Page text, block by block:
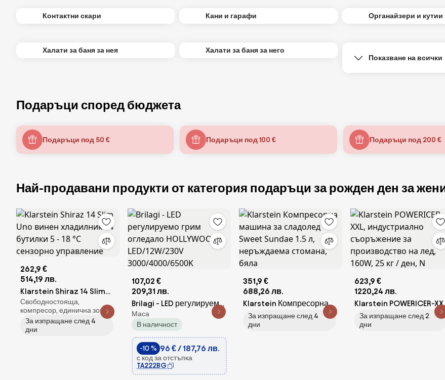
Контактни скари Кани и гарафи Органайзери и кутии
Халати за баня за нея
Халати за баня за него
Показване на всички
Подаръци според бюджета
Подаръци под 50 € Подаръци под 100 € Подаръци под 200 €
Най-продавани продукти от категория подаръци за рожден ден за
262,9 €
514,19 лв.
Klarstein Shiraz 14 Slim
Uno винен хладилник 14
бутилки 5 - 18 °C
сензорно управление
Свободностояща,
компресор, единична зона
За изпращане след 4
дни
107,02 €
209,31 лв.
Brilagi - LED регулируемо
грим огледало
HOLLYWOOD
LED/12W/230V
3000/4000/6500K
Маса
В наличност
-10 % 96 € / 187,76 лв.
с код за отстъпка
TA222BG
351,9 €
688,26 лв.
Klarstein Компресорна
машина за сладолед
Sweet Sundae 1.5 л,
За изпращане след 4
дни
623,9 €
1220,24 лв.
Klarstein POWERICER-
индустриално
съоръжение за
За изпращане след 2
дни